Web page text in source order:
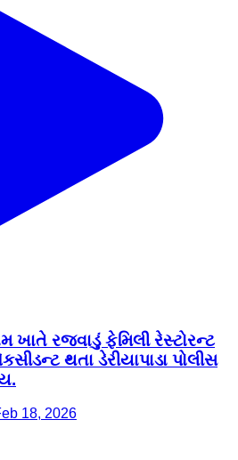
ખાતે રજવાડું ફેમિલી રેસ્ટોરન્ટ
થતા ડેરીયાપાડા પોલીસ
18, 2026